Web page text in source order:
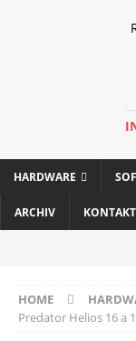
HARDWARE
ARCHIV
HOME
Predator Helios 16 a